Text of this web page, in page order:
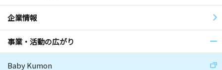
企業情報
事業・活動の広がり
Baby Kumon